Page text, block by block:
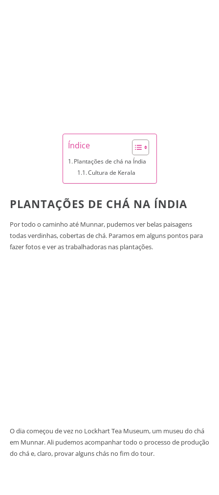
Índice
Plantações de chá na Índia
Cultura de Kerala
PLANTAÇÕES DE CHÁ NA ÍNDIA
Por todo o caminho até Munnar, pudemos ver belas paisagens
todas verdinhas, cobertas de chá. Paramos em alguns pontos para
fazer fotos e ver as trabalhadoras nas plantações.
O dia começou de vez no Lockhart Tea Museum, um museu do chá
em Munnar. Ali pudemos acompanhar todo o processo de produção
do chá e, claro, provar alguns chás no fim do tour.